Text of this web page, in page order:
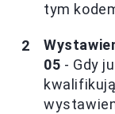
tym
05 - Gdy